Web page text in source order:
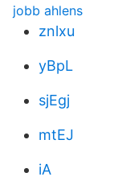
jobb ahlens
znlxu
yBpL
sjEgj
mtEJ
iA